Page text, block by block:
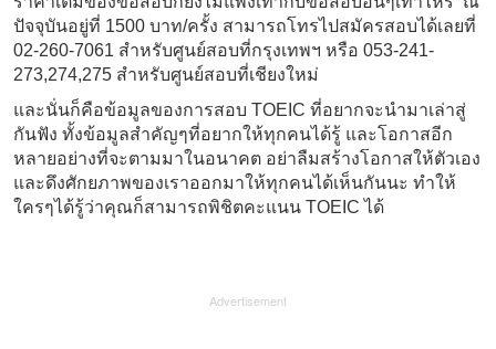
ปัจจุบันอยู่ที่ 1500 บาท/ครั้ง สามารถโทรไปสมัครสอบได้เลยที่
02-260-7061 สำหรับศูนย์สอบที่กรุงเทพฯ หรือ 053-241-
273,274,275 สำหรับศูนย์สอบที่เชียงใหม่
และนั่นก็คือข้อมูลของการสอบ TOEIC ที่อยากจะนำมาเล่าสู่
กันฟัง ทั้งข้อมูลสำคัญๆที่อยากให้ทุกคนได้รู้ และโอกาสอีก
หลายอย่างที่จะตามมาในอนาคต อย่าลืมสร้างโอกาสให้ตัวเอง
และดึงศักยภาพของเราออกมาให้ทุกคนได้เห็นกันนะ ทำให้
ใครๆได้รู้ว่าคุณก็สามารถพิชิตคะแนน TOEIC ได้
Advertisement